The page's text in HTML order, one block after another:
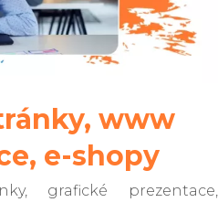
www
e-shopy
grafické prezentace,